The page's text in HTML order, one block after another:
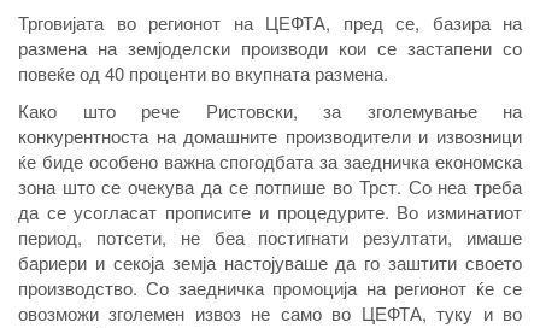
Трговијата во регионот на ЦЕФТА, пред се, базира на
размена на земјоделски производи кои се застапени со
повеќе од 40 проценти во вкупната размена.
Како што рече Ристовски, за зголемување на
конкурентноста на домашните производители и извозници
ќе биде особено важна спогодбата за заедничка економска
зона што се очекува да се потпише во Трст. Со неа треба
да се усогласат прописите и процедурите. Во изминатиот
период, потсети, не беа постигнати резултати, имаше
бариери и секоја земја настојуваше да го заштити своето
производство. Со заедничка промоција на регионот ќе се
овозможи зголемен извоз не само во ЦЕФТА, туку и во